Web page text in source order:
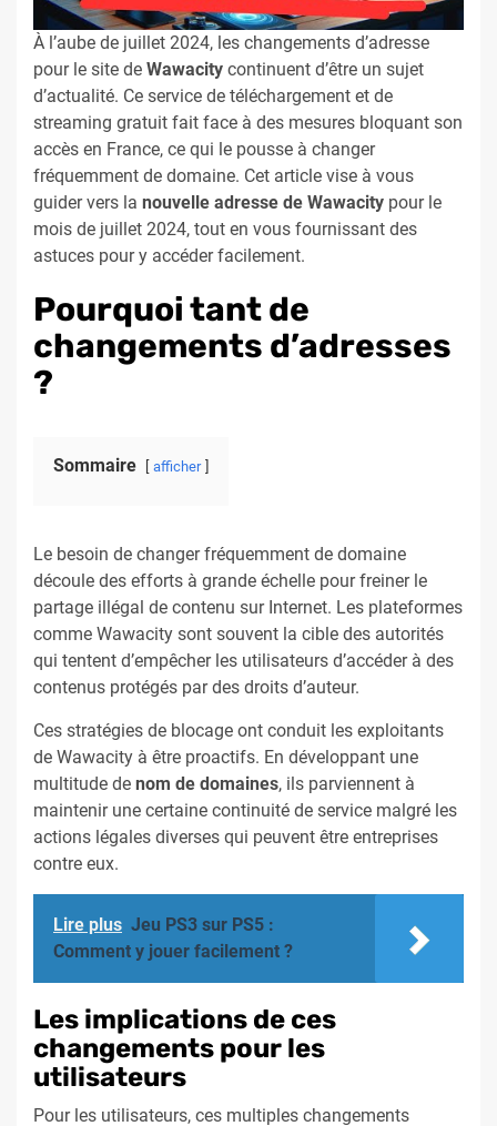
À l’aube de juillet 2024, les changements d’adresse
pour le site de Wawacity continuent d’être un sujet
d’actualité. Ce service de téléchargement et de
streaming gratuit fait face à des mesures bloquant son
accès en France, ce qui le pousse à changer
fréquemment de domaine. Cet article vise à vous
guider vers la nouvelle adresse de Wawacity pour le
mois de juillet 2024, tout en vous fournissant des
astuces pour y accéder facilement.
Pourquoi tant de
changements d’adresses
?
Sommaire afficher
Le besoin de changer fréquemment de domaine
découle des efforts à grande échelle pour freiner le
partage illégal de contenu sur Internet. Les plateformes
comme Wawacity sont souvent la cible des autorités
qui tentent d’empêcher les utilisateurs d’accéder à des
contenus protégés par des droits d’auteur.
Ces stratégies de blocage ont conduit les exploitants
de Wawacity à être proactifs. En développant une
multitude de nom de domaines, ils parviennent à
maintenir une certaine continuité de service malgré les
actions légales diverses qui peuvent être entreprises
contre eux.
Lire plus Jeu PS3 sur PS5 :
Comment y jouer facilement ?
Les implications de ces
changements pour les
utilisateurs
Pour les utilisateurs, ces multiples changements